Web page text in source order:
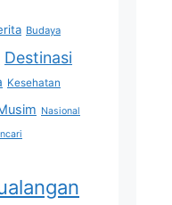
Budaya
Destinasi
Kesehatan
Nasional